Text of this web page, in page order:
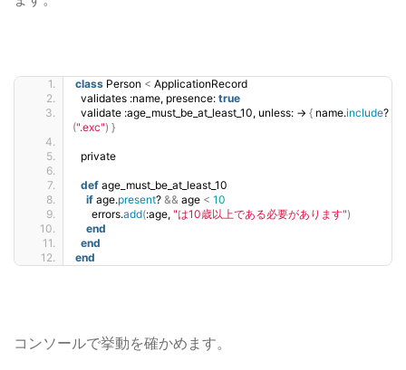
class Person < ApplicationRecord
  validates :name, presence:
true
  validate :age_must_be_at_least_10, unless: -
{ name.include?
(".exc") }
  private
def age_must_be_at_least_10
if age.present? && age < 10
      errors.
add(:age, "は10歳以上である必要があります")
end
end
end
コンソールで挙動を確かめます。